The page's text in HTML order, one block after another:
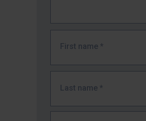
First name *
Last name *